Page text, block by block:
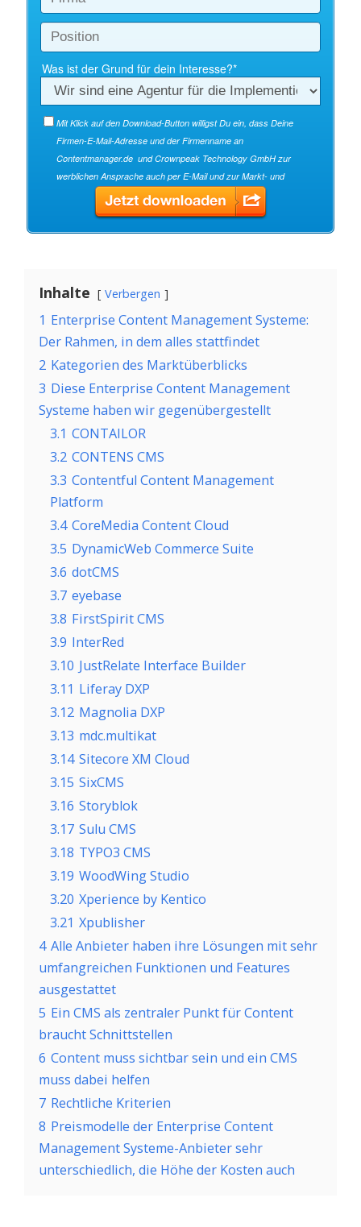
Inhalte Verbergen
1 Enterprise Content Management Systeme:
Der Rahmen, in dem alles stattfindet
2 Kategorien des Marktüberblicks
3 Diese Enterprise Content Management
Systeme haben wir gegenübergestellt
3.1 CONTAILOR
3.2 CONTENS CMS
3.3 Contentful Content Management
Platform
3.4 CoreMedia Content Cloud
3.5 DynamicWeb Commerce Suite
3.6 dotCMS
3.7 eyebase
3.8 FirstSpirit CMS
3.9 InterRed
3.10 JustRelate Interface Builder
3.11 Liferay DXP
3.12 Magnolia DXP
3.13 mdc.multikat
3.14 Sitecore XM Cloud
3.15 SixCMS
3.16 Storyblok
3.17 Sulu CMS
3.18 TYPO3 CMS
3.19 WoodWing Studio
3.20 Xperience by Kentico
3.21 Xpublisher
4 Alle Anbieter haben ihre Lösungen mit sehr
umfangreichen Funktionen und Features
ausgestattet
5 Ein CMS als zentraler Punkt für Content
braucht Schnittstellen
6 Content muss sichtbar sein und ein CMS
muss dabei helfen
7 Rechtliche Kriterien
8 Preismodelle der Enterprise Content
Management Systeme-Anbieter sehr
unterschiedlich, die Höhe der Kosten auch